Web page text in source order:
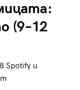
(9–12
Spotify и